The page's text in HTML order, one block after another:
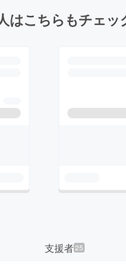
はこちらもチェッ
支援者25